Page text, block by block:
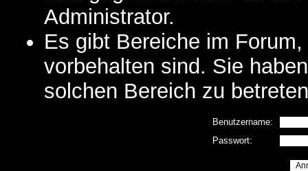
Administrator.
Es gibt Bereiche im
vorbehalten sind. Sie
solchen Bereich zu
Benutzername:
Passwort: